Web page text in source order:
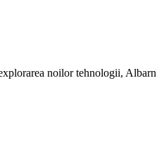
noilor tehnologii, Albarn